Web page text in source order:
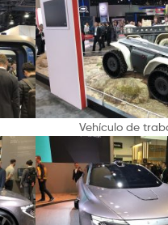
Vehículo de